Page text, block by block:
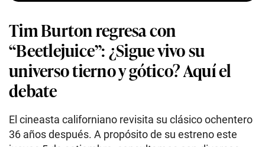
Tim Burton regresa con
“Beetlejuice”: ¿Sigue vivo su
universo tierno y gótico? Aquí el
debate
El cineasta californiano revisita su clásico ochentero
36 años después. A propósito de su estreno este